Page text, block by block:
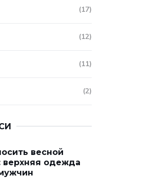
(17)
(12)
(11)
(2)
весной
верхняя одежда